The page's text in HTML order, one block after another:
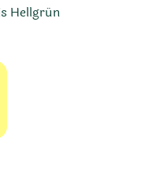
Hellgrün